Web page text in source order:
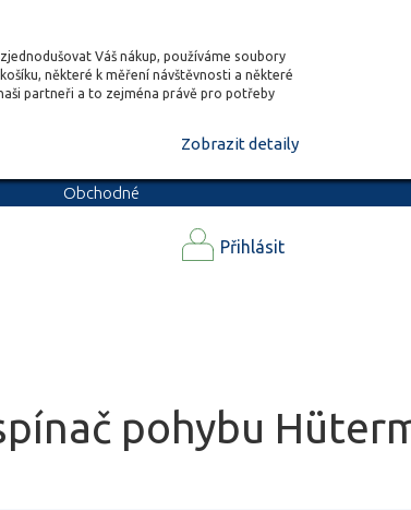
Váš nákup, používáme soubory
některé k měření návštěvnosti a některé
partneři a to zejména právě pro potřeby
Zobrazit detaily
Obchodné
Přihlásit
pohybu